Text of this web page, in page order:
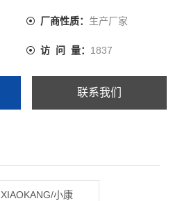
厂商性质： 生产厂家
访 问 量： 1837
联系我们
XIAOKANG/小康